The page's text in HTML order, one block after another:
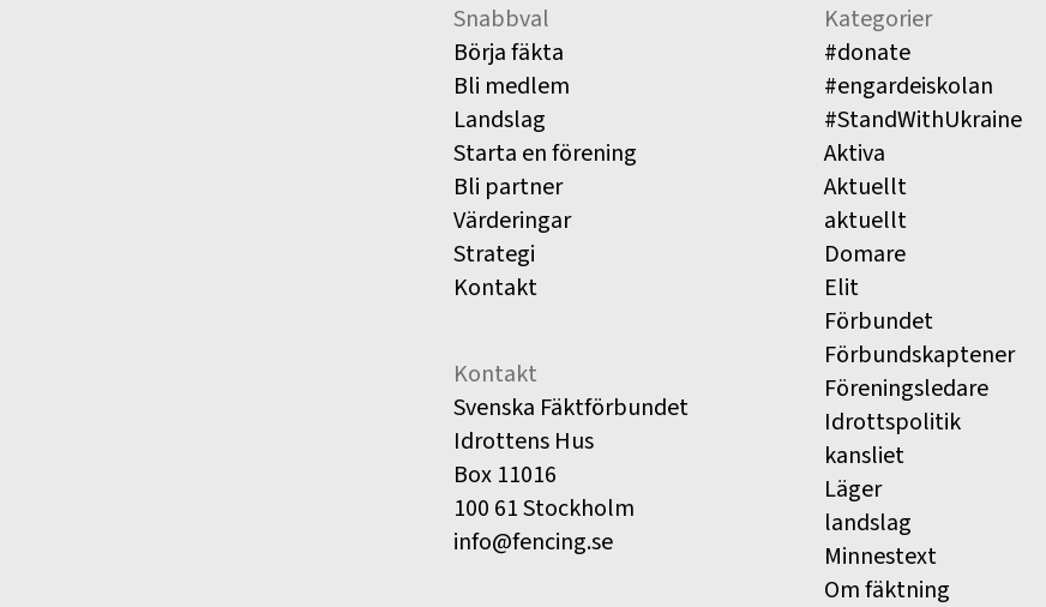
Snabbval
Börja fäkta
Bli medlem
Landslag
Starta en förening
Bli partner
Värderingar
Strategi
Kontakt
Kontakt
Svenska Fäktförbundet
Idrottens Hus
Box 11016
100 61 Stockholm
info@fencing.se
Kategorier
#donate
#engardeiskolan
#StandWithUkraine
Aktiva
Aktuellt
aktuellt
Domare
Elit
Förbundet
Förbundskaptener
Föreningsledare
Idrottspolitik
kansliet
Läger
landslag
Minnestext
Om fäktning